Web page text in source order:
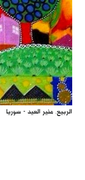
الربيع. منير العيد - سوريا